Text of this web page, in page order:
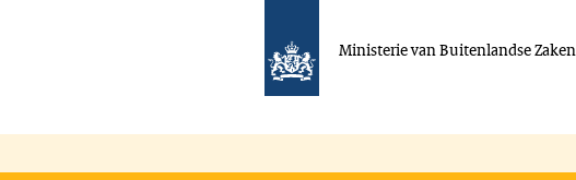
Ministerie van Buitenlandse Zaken